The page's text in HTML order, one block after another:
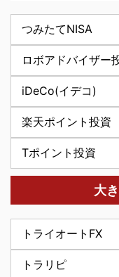
つみたてNISA
ロボアドバイザー
iDeCo(イデコ)
楽天ポイント投資
Tポイント投資
大
トライオートFX
トラリピ